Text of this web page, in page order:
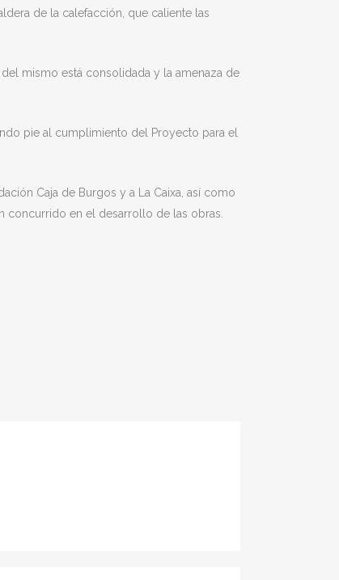
de la calefacción, que caliente las
mismo está consolidada y la amenaza de
pie al cumplimiento del Proyecto para el
Caja de Burgos y a La Caixa, así como
concurrido en el desarrollo de las obras.